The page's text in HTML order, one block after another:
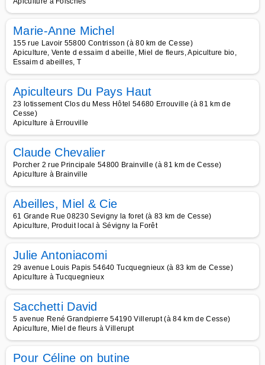
Marie-Anne Michel
155 rue Lavoir 55800 Contrisson (à 80 km de Cesse)
Apiculture, Vente d essaim d abeille, Miel de fleurs, Apiculture bio,
Essaim d abeilles, T
Apiculteurs Du Pays Haut
23 lotissement Clos du Mess Hôtel 54680 Errouville (à 81 km de
Cesse)
Apiculture à Errouville
Claude Chevalier
Porcher 2 rue Principale 54800 Brainville (à 81 km de Cesse)
Apiculture à Brainville
Abeilles, Miel & Cie
61 Grande Rue 08230 Sevigny la foret (à 83 km de Cesse)
Apiculture, Produit local à Sévigny la Forêt
Julie Antoniacomi
29 avenue Louis Papis 54640 Tucquegnieux (à 83 km de Cesse)
Apiculture à Tucquegnieux
Sacchetti David
5 avenue René Grandpierre 54190 Villerupt (à 84 km de Cesse)
Apiculture, Miel de fleurs à Villerupt
Pour Céline on butine